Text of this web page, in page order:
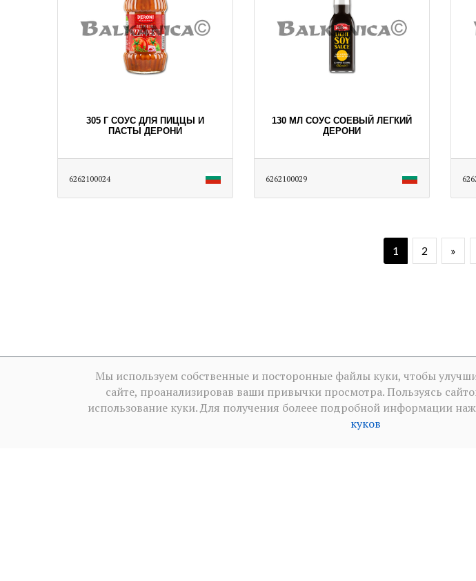
305 Г СОУС ДЛЯ ПИЦЦЫ И
ПАСТЫ ДЕРОНИ
6262100024
130 МЛ СОУС СОЕВЫЙ ЛЕГКИЙ
ДЕРОНИ
6262100029
1 2 »
Мы используем собственные и посторонные файлы куки, чтобы
сайте, проанализировав ваши привычки просмотра. Пользуясь
использование куки. Для получения болеее подробной информации
куков